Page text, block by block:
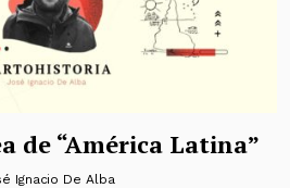
de “América Latina”
Ignacio De Alba